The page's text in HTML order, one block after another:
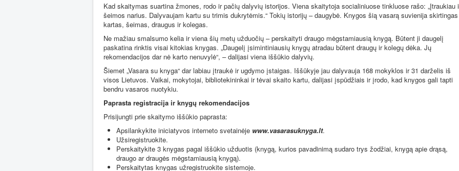
Kad skaitymas suartina žmones, rodo ir pačių dalyvių istorijos. Viena skaitytoja socialiniuose tinkluose rašo: „Įtraukiau
šeimos narius. Dalyvaujam kartu su trimis dukrytėmis.“ Tokių istorijų – daugybė. Knygos šią vasarą suvienija skirtingas
kartas, šeimas, draugus ir kolegas.
Ne mažiau smalsumo kelia ir viena šių metų užduočių – perskaityti draugo mėgstamiausią knygą. Būtent ji daugelį
paskatina rinktis visai kitokias knygas. „Daugelį įsimintiniausių knygų atradau būtent draugų ir kolegų dėka. Jų
rekomendacijos dar nė karto nenuvylė“, – dalijasi viena iššūkio dalyvių.
Šiemet „Vasara su knyga“ dar labiau įtraukė ir ugdymo įstaigas. Iššūkyje jau dalyvauja 168 mokyklos ir 31 darželis iš
visos Lietuvos. Vaikai, mokytojai, bibliotekininkai ir tėvai skaito kartu, dalijasi įspūdžiais ir įrodo, kad knygos gali tapti
bendru vasaros nuotykiu.
Paprasta registracija ir knygų rekomendacijos
Prisijungti prie skaitymo iššūkio paprasta:
Apsilankykite iniciatyvos interneto svetainėje www.vasarasuknyga.lt.
Užsiregistruokite.
Perskaitykite 3 knygas pagal iššūkio užduotis (knygą, kurios pavadinimą sudaro trys žodžiai, knygą apie drąsą,
draugo ar draugės mėgstamiausią knygą).
Perskaitytas knygas užregistruokite sistemoje.